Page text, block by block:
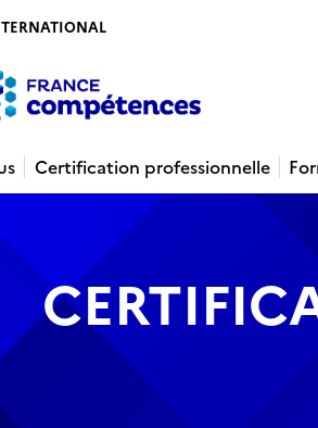
Certification professionnelle